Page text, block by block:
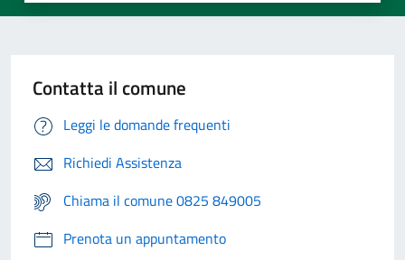
Contatta il comune
Leggi le domande frequenti
Richiedi Assistenza
Chiama il comune 0825 849005
Prenota un appuntamento